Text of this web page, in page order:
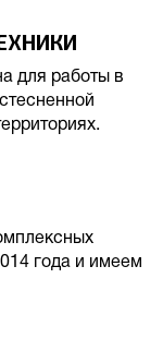
для работы в
года и имеем